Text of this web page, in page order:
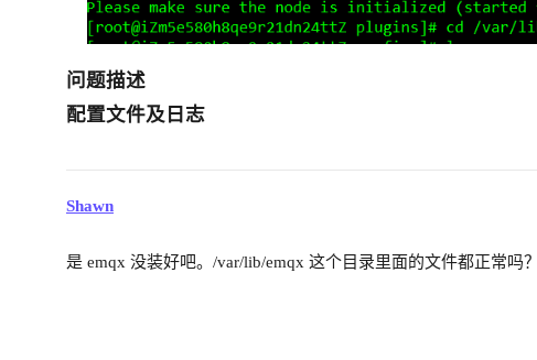
问题描述
配置文件及日志
Shawn
是 emqx 没装好吧。/var/lib/emqx 这个目录里面的文件都正常吗？